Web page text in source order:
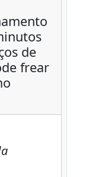
de
frear